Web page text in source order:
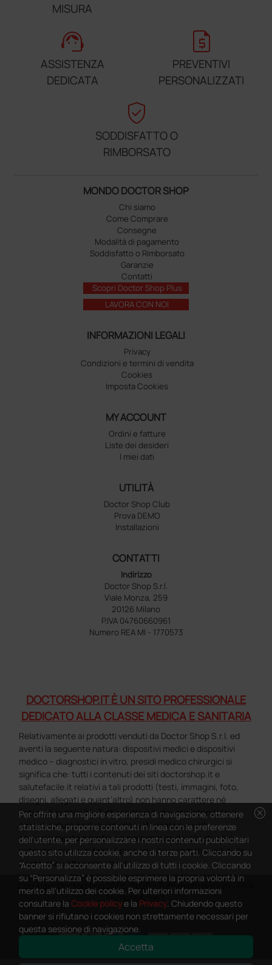
MISURA
support_agent
ASSISTENZA
DEDICATA
request_quote
PREVENTIVI
PERSONALIZZATI
verified_user
SODDISFATTO O
RIMBORSATO
MONDO DOCTOR SHOP
Chi siamo
Come Comprare
Consegne
Modalità di pagamento
Soddisfatto o Rimborsato
Garanzie
Contatti
Scopri Doctor Shop Plus
LAVORA CON NOI
INFORMAZIONI LEGALI
Privacy
Condizioni e termini di vendita
Cookies
Imposta Cookies
MY ACCOUNT
Ordini e fatture
Liste dei desideri
I miei dati
UTILITÀ
Doctor Shop Club
Prova DEMO
Installazioni
CONTATTI
Indirizzo
Doctor Shop S.r.l.
Viale Monza, 259
20126 Milano
P.IVA 04760660961
Numero REA MI - 1770573
DOCTORSHOP.IT È UN SITO PROFESSIONALE
DEDICATO ALLA CLASSE MEDICA E SANITARIA
Relativamente ai prodotti venduti da Doctor Shop S.r.l. ed
aventi la seguente natura: dispositivi medici e dispositivi
medico – diagnostici in vitro, presidi medico chirurgici si
significa che: tutti i contenuti dei siti doctorshop.it e
salutefacile.it relativi a tali prodotti (testi, immagini, foto,
disegni, allegati e quant’altro) non hanno carattere né
natura di pubblicità. Tutti i contenuti devono intendersi e
sono di natura esclusivamente informativa e volti
esclusivamente a portare a conoscenza dei clienti e dei
potenziali clienti in fase di preacquisto i prodotti venduti da
Doctorshop attraverso la rete.
Copyright DoctorShop 2005-2026 - Tutti diritti riservati - P.IVA
04760660961
cancel
Per offrire una migliore esperienza di navigazione, ottenere
statistiche, proporre contenuti in linea con le preferenze
dell'utente, per personalizzare i nostri contenuti pubblicitari
questo sito utilizza cookie, anche di terze parti. Cliccando su
“Accetto” si acconsente all'utilizzo di tutti i cookie. Cliccando
su “Personalizza” è possibile esprimere la propria volontà in
merito all'utilizzo dei cookie. Per ulteriori informazioni
consultare la Cookie policye la Privacy. Chiudendo questo
banner si rifiutano i cookies non strettamente necessari per
questa sessione di navigazione.
Accetta